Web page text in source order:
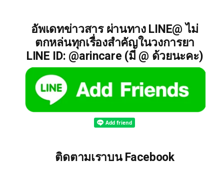
อัพเดทข่าวสาร ผ่านทาง LINE@ ไม่
ตกหล่นทุกเรื่องสำคัญในวงการยา
LINE ID: @arincare (มี @ ด้วยนะคะ)
ติดตามเราบน Facebook